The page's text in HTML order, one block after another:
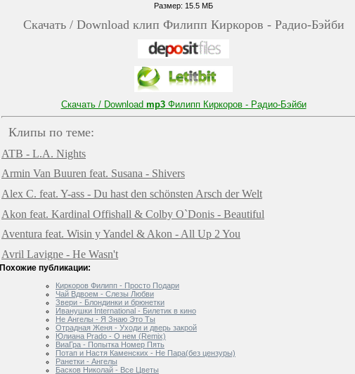
Размер: 15.5 МБ
Скачать / Download клип Филипп Киркоров - Радио-Бэйби
Скачать / Download mp3Филипп Киркоров - Радио-Бэйби
Клипы по теме:
ATB - L.A. Nights
Armin Van Buuren feat. Susana - Shivers
Alex C. feat. Y-ass - Du hast den schönsten Arsch der Welt
Akon feat. Kardinal Offishall & Colby O`Donis - Beautiful
Aventura feat. Wisin y Yandel & Akon - All Up 2 You
Avril Lavigne - He Wasn't
Похожие публикации:
Киркоров Филипп - Просто Подари
Чай Вдвоем - Слезы Любви
Звери - Блондинки и брюнетки
Иванушки International - Билетик в кино
Не Ангелы - Я Знаю Это Ты
Отрадная Женя - Уходи и дверь закрой
Юлиана Prado - О нем (Remix)
ВиаГра - Попытка Номер Пять
Потап и Настя Каменских - Не Пара(без цензуры)
Ранетки - Ангелы
Басков Николай - Все Цветы